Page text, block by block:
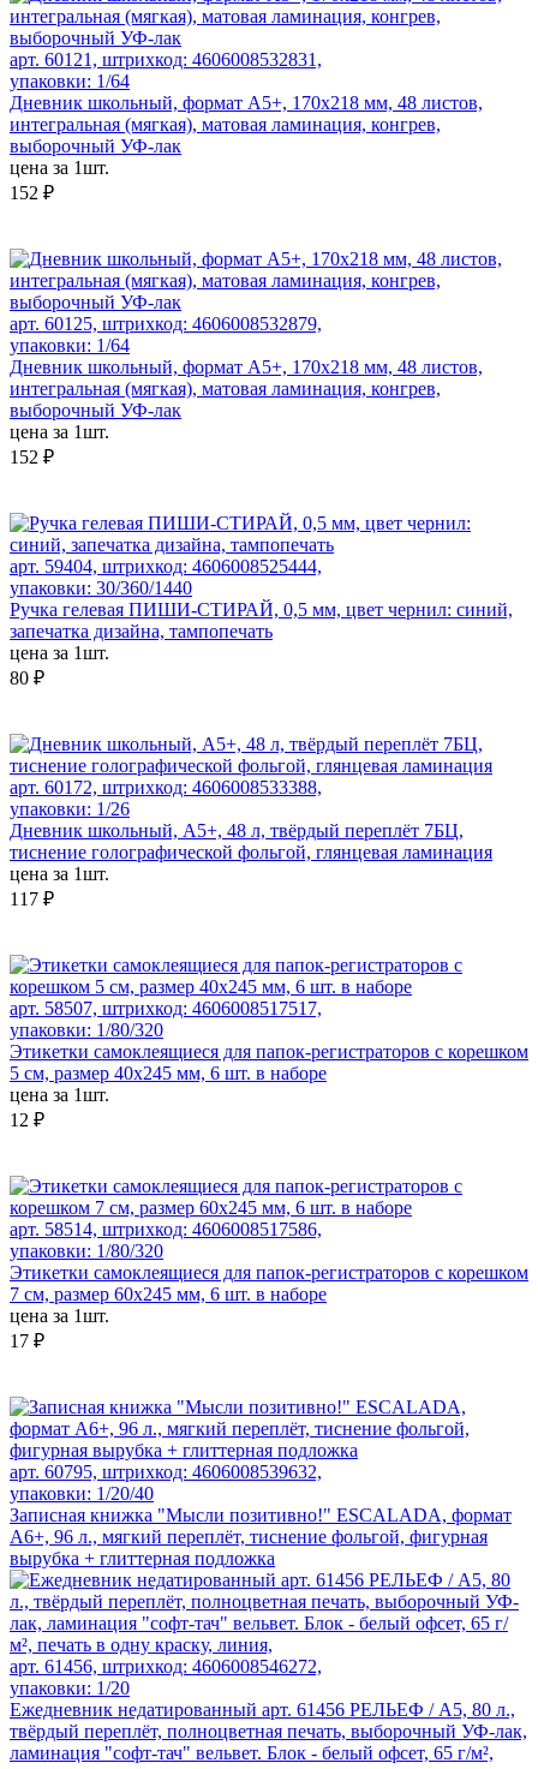
арт. 60121, штрихкод: 4606008532831,
упаковки: 1/64
Дневник школьный, формат А5+, 170х218 мм, 48 листов,
интегральная (мягкая), матовая ламинация, конгрев,
выборочный УФ-лак
цена за 1шт.
152 ₽
арт. 60125, штрихкод: 4606008532879,
упаковки: 1/64
Дневник школьный, формат А5+, 170х218 мм, 48 листов,
интегральная (мягкая), матовая ламинация, конгрев,
выборочный УФ-лак
цена за 1шт.
152 ₽
арт. 59404, штрихкод: 4606008525444,
упаковки: 30/360/1440
Ручка гелевая ПИШИ-СТИРАЙ, 0,5 мм, цвет чернил: синий,
запечатка дизайна, тампопечать
цена за 1шт.
80 ₽
арт. 60172, штрихкод: 4606008533388,
упаковки: 1/26
Дневник школьный, А5+, 48 л, твёрдый переплёт 7БЦ,
тиснение голографической фольгой, глянцевая ламинация
цена за 1шт.
117 ₽
арт. 58507, штрихкод: 4606008517517,
упаковки: 1/80/320
Этикетки самоклеящиеся для папок-регистраторов с корешком
5 см, размер 40x245 мм, 6 шт. в наборе
цена за 1шт.
12 ₽
арт. 58514, штрихкод: 4606008517586,
упаковки: 1/80/320
Этикетки самоклеящиеся для папок-регистраторов с корешком
7 см, размер 60x245 мм, 6 шт. в наборе
цена за 1шт.
17 ₽
арт. 60795, штрихкод: 4606008539632,
упаковки: 1/20/40
Записная книжка "Мысли позитивно!" ESCALADA, формат
А6+, 96 л., мягкий переплёт, тиснение фольгой, фигурная
вырубка + глиттерная подложка
арт. 61456, штрихкод: 4606008546272,
упаковки: 1/20
Ежедневник недатированный арт. 61456 РЕЛЬЕФ / А5, 80 л.,
твёрдый переплёт, полноцветная печать, выборочный УФ-лак,
ламинация "софт-тач" вельвет. Блок - белый офсет, 65 г/м²,